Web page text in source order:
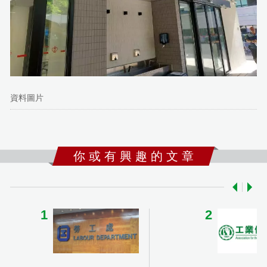
資料圖片
你 或 有 興 趣 的 文 章